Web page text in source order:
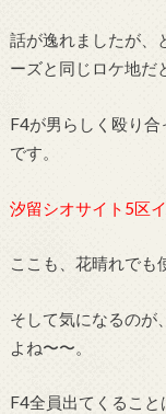
話が逸れましたが、
ーズと同じロケ地だ
F4が男らしく殴り
です。
汐留シオサイト5区
ここも、花晴れでも
そして気になるのが
よね〜〜。
F4全員出てくるこ